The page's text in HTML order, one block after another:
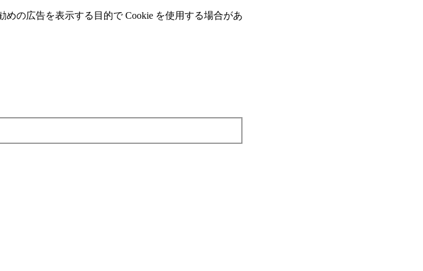
の広告を表⽰する⽬的で Cookie を使⽤する場合があ